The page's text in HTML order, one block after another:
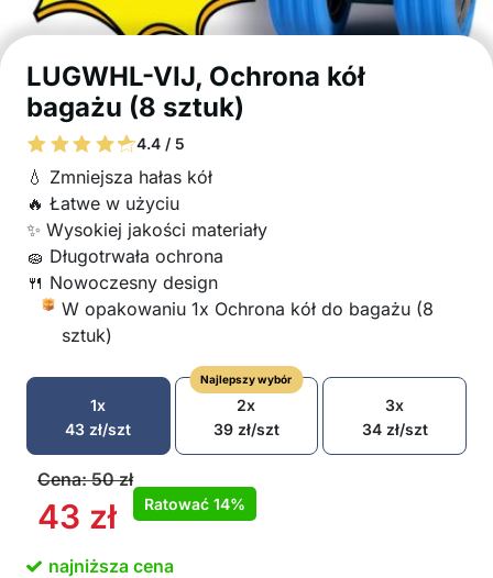
LUGWHL-VIJ, Ochrona kół
bagażu (8 sztuk)
4.4 / 5
💧 Zmniejsza hałas kół
🔥 Łatwe w użyciu
✨ Wysokiej jakości materiały
🧽 Długotrwała ochrona
🍴 Nowoczesny design
W opakowaniu 1x Ochrona kół do bagażu (8
sztuk)
1x
43 zł/szt
Najlepszy wybór
2x
39 zł/szt
3x
34 zł/szt
Cena:50zł
43 zł Ratować 14%
najniższa cena